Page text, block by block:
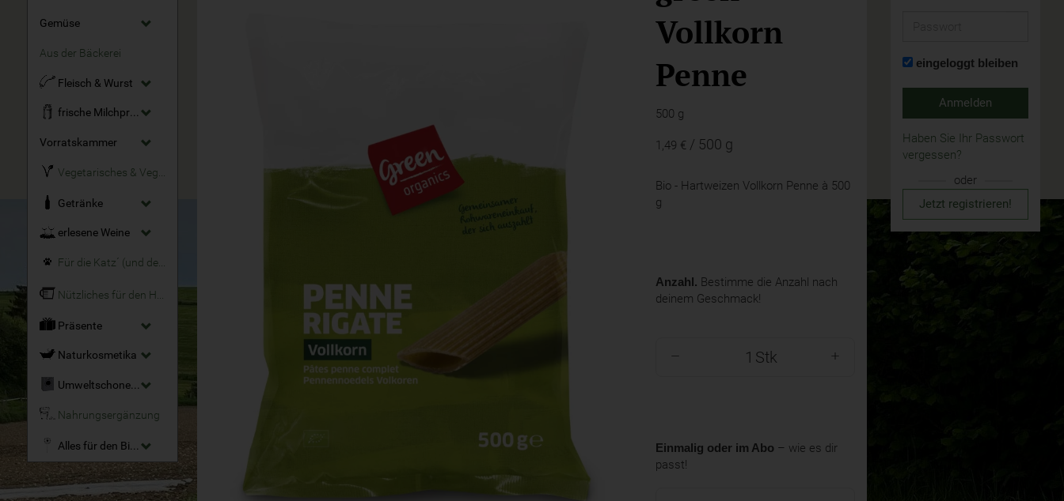
Gemüse
Aus der Bäckerei
Fleisch & Wurst
frische Milchprodukte
Vorratskammer
Getränke
erlesene Weine
Für die Katz´ (und den Hund)
Präsente
Naturkosmetika
Umweltschonende Reinigungsmittel
Nahrungsergänzung
Alles für den Bio-Garten
Vollkorn
Penne
500 g
1,49 € / 500 g
Bio - Hartweizen Vollkorn Penne à 500
g
Anzahl. Bestimme die Anzahl nach
deinem Geschmack!
Stk
Einmalig oder im Abo – wie es dir
passt!
eingeloggt bleiben
Anmelden
Haben Sie Ihr Passwort
vergessen?
oder
Jetzt registrieren!